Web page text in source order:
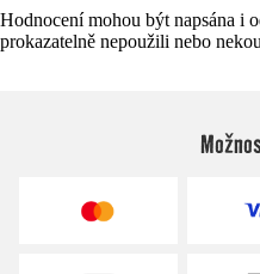
Hodnocení mohou být napsána i
prokazatelně nepoužili nebo